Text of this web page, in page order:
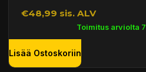
€48,99 sis. ALV
Toimitus arviolta
Lisää Ostoskoriin